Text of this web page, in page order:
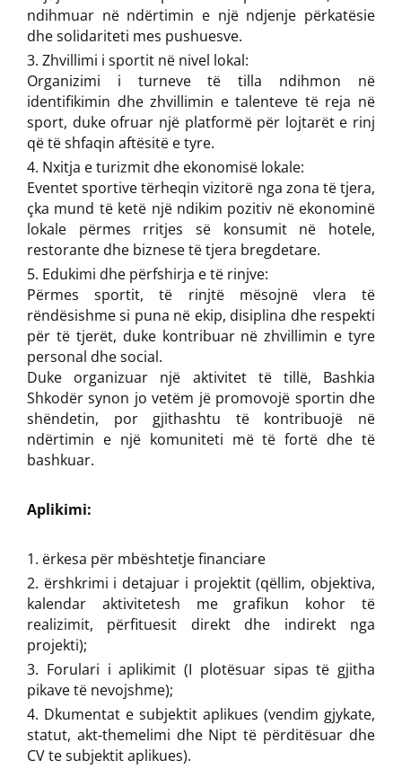
ndihmuar në ndërtimin e një ndjenje përkatësie
dhe solidariteti mes pushuesve.
Zhvillimi i sportit në nivel lokal:
Organizimi i turneve të tilla ndihmon në
identifikimin dhe zhvillimin e talenteve të reja në
sport, duke ofruar një platformë për lojtarët e rinj
që të shfaqin aftësitë e tyre.
Nxitja e turizmit dhe ekonomisë lokale:
Eventet sportive tërheqin vizitorë nga zona të tjera,
çka mund të ketë një ndikim pozitiv në ekonominë
lokale përmes rritjes së konsumit në hotele,
restorante dhe biznese të tjera bregdetare.
Edukimi dhe përfshirja e të rinjve:
Përmes sportit, të rinjtë mësojnë vlera të
rëndësishme si puna në ekip, disiplina dhe respekti
për të tjerët, duke kontribuar në zhvillimin e tyre
personal dhe social.
Duke organizuar një aktivitet të tillë, Bashkia
Shkodër synon jo vetëm jë promovojë sportin dhe
shëndetin, por gjithashtu të kontribuojë në
ndërtimin e një komuniteti më të fortë dhe të
bashkuar.
Aplikimi:
ërkesa për mbështetje financiare
ërshkrimi i detajuar i projektit (qëllim, objektiva,
kalendar aktivitetesh me grafikun kohor të
realizimit, përfituesit direkt dhe indirekt nga
projekti);
Forulari i aplikimit (I plotësuar sipas të gjitha
pikave të nevojshme);
Dkumentat e subjektit aplikues (vendim gjykate,
statut, akt-themelimi dhe Nipt të përditësuar dhe
CV te subjektit aplikues).